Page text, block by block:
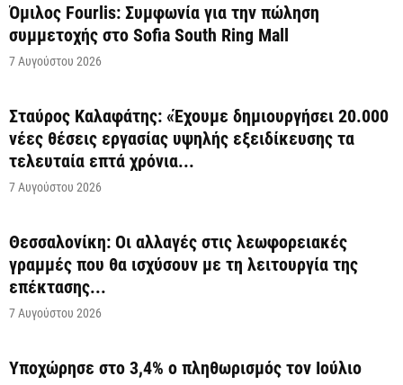
Όμιλος Fourlis: Συμφωνία για την πώληση
συμμετοχής στο Sofia South Ring Mall
7 Αυγούστου 2026
Σταύρος Καλαφάτης: «Έχουμε δημιουργήσει 20.000
νέες θέσεις εργασίας υψηλής εξειδίκευσης τα
τελευταία επτά χρόνια...
7 Αυγούστου 2026
Θεσσαλονίκη: Οι αλλαγές στις λεωφορειακές
γραμμές που θα ισχύσουν με τη λειτουργία της
επέκτασης...
7 Αυγούστου 2026
Υποχώρησε στο 3,4% ο πληθωρισμός τον Ιούλιο